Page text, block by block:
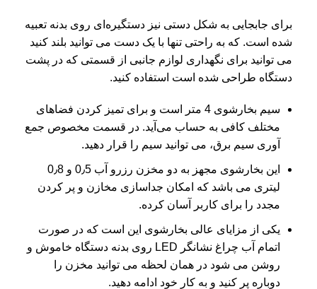
برای جابجایی به شکل دستی نیز دستگیره‌ای روی بدنه تعبیه
شده است. که به راحتی تنها با یک دست می توانید بلند کنید
می توانید برای نگهداری لوازم جانبی از قسمتی که در پشت
دستگاه طراحی شده است استفاده کنید.
سیم بخارشوی 4 متر است و برای تمیز کردن فضاهای
مختلف کافی به حساب می‌آید. در قسمت مخصوص جمع
آوری سیم برق، می توانید سیم را قرار دهید.
این بخارشوی مجهز به دو مخزن رزرو آب 0٫5 و 0٫8
لیتری می باشد که امکان جداسازی مخازن و پر کردن
مجدد را برای کاربر آسان کرده.
یکی از مزایای عالی بخارشوی این است که در صورت
اتمام آب چراغ نشانگر LED روی بدنه دستگاه خاموش و
روشن می شود در همان لحظه می توانید مخزن را
دوباره پر کنید و به کار خود ادامه دهید.